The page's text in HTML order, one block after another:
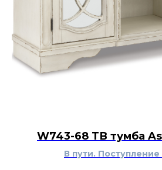
W743-68 ТВ тумба
В пути.